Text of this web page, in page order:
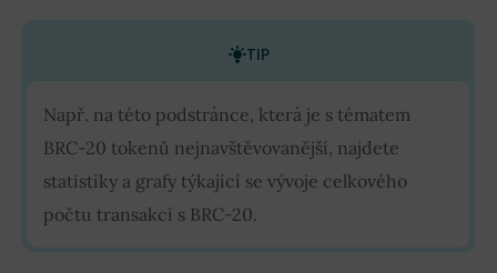
TIP
Např. na této podstránce, která je s tématem
BRC-20 tokenů nejnavštěvovanější, najdete
statistiky a grafy týkající se vývoje celkového
počtu transakcí s BRC-20.